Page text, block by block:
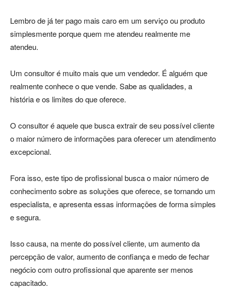
Lembro de já ter pago mais caro em um serviço ou produto
simplesmente porque quem me atendeu realmente me
atendeu.
Um consultor é muito mais que um vendedor. É alguém que
realmente conhece o que vende. Sabe as qualidades, a
história e os limites do que oferece.
O consultor é aquele que busca extrair de seu possível cliente
o maior número de informações para oferecer um atendimento
excepcional.
Fora isso, este tipo de profissional busca o maior número de
conhecimento sobre as soluções que oferece, se tornando um
especialista, e apresenta essas informações de forma simples
e segura.
Isso causa, na mente do possível cliente, um aumento da
percepção de valor, aumento de confiança e medo de fechar
negócio com outro profissional que aparente ser menos
capacitado.